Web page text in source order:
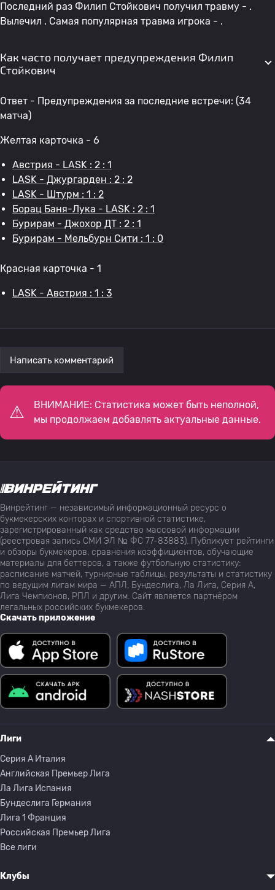
Последний раз Филип Стойкович получил травму - .
Вылечил . Самая популярная травма игрока - .
Как часто получает предупреждения Филип
Стойкович
Ответ - Предупреждения за последние встречи: (34
матча)
Желтая карточка - 6
Австрия - LASK : 2 : 1
LASK - Джургарден : 2 : 2
LASK - Штурм : 1 : 2
Борац Баня-Лука - LASK : 2 : 1
Бурирам - Джохор ДТ : 2 : 1
Бурирам - Мельбурн Сити : 1 : 0
Красная карточка - 1
LASK - Австрия : 1 : 3
Написать комментарий
ВНИМАНИЕ: Статистика может быть неполной,
мы продолжаем добавлять актуальные данные.
Винрейтинг — независимый информационный ресурс о
букмекерских конторах и спортивной статистике,
зарегистрированный как средство массовой информации
(реестровая запись СМИ ЭЛ № ФС 77-83883). Публикует рейтинги
и обзоры букмекеров, сравнения коэффициентов, обучающие
материалы для беттеров, а также футбольную статистику:
расписание матчей, турнирные таблицы, результаты и статистику
по ведущим лигам мира — АПЛ, Бундеслига, Ла Лига, Серия А,
Лига Чемпионов, РПЛ и другим. Сайт является партнёром
легальных российских букмекеров.
Скачать приложение
Лиги
Серия A Италия
Английская Премьер Лига
Ла Лига Испания
Бундеслига Германия
Лига 1 Франция
Российская Премьер Лига
Все лиги
Клубы